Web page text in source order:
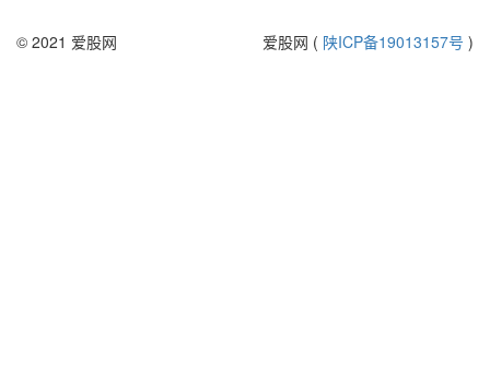
© 2021 爱股网 爱股网 ( 陕ICP备19013157号 )